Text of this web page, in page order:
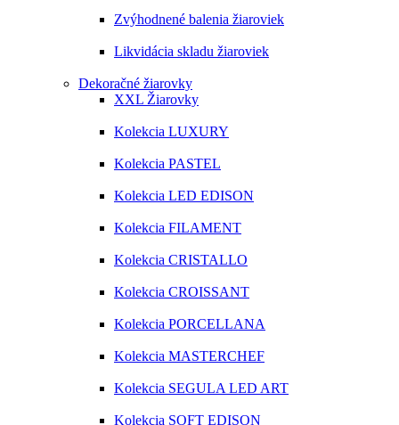
Zvýhodnené balenia žiaroviek
Likvidácia skladu žiaroviek
Dekoračné žiarovky
XXL Žiarovky
Kolekcia LUXURY
Kolekcia PASTEL
Kolekcia LED EDISON
Kolekcia FILAMENT
Kolekcia CRISTALLO
Kolekcia CROISSANT
Kolekcia PORCELLANA
Kolekcia MASTERCHEF
Kolekcia SEGULA LED ART
Kolekcia SOFT EDISON